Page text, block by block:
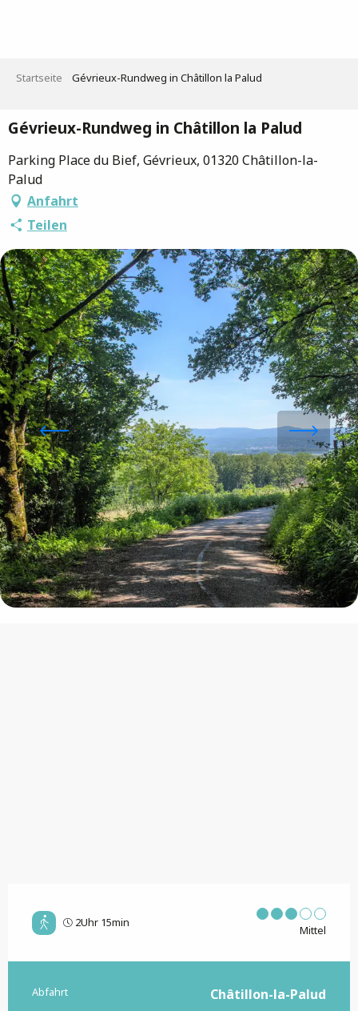
Startseite Gévrieux-Rundweg in Châtillon la Palud
Gévrieux-Rundweg in Châtillon la Palud
Parking Place du Bief, Gévrieux, 01320 Châtillon-la-
Palud
Anfahrt
Teilen
2Uhr 15min
Mittel
Praktische Informationen
Abfahrt Châtillon-la-Palud